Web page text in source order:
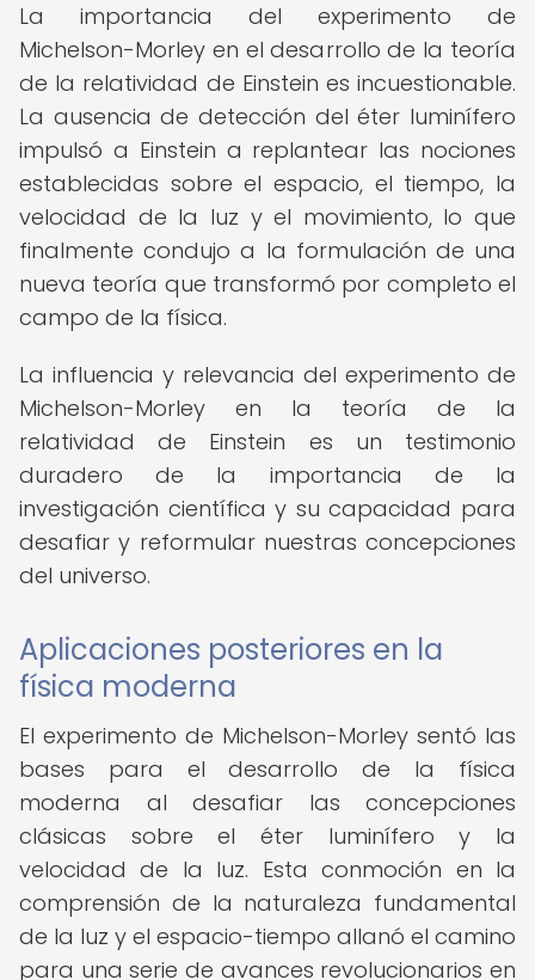
La importancia del experimento de
Michelson-Morley en el desarrollo de la teoría
de la relatividad de Einstein es incuestionable.
La ausencia de detección del éter luminífero
impulsó a Einstein a replantear las nociones
establecidas sobre el espacio, el tiempo, la
velocidad de la luz y el movimiento, lo que
finalmente condujo a la formulación de una
nueva teoría que transformó por completo el
campo de la física.
La influencia y relevancia del experimento de
Michelson-Morley en la teoría de la
relatividad de Einstein es un testimonio
duradero de la importancia de la
investigación científica y su capacidad para
desafiar y reformular nuestras concepciones
del universo.
Aplicaciones posteriores en la
física moderna
El experimento de Michelson-Morley sentó las
bases para el desarrollo de la física
moderna al desafiar las concepciones
clásicas sobre el éter luminífero y la
velocidad de la luz. Esta conmoción en la
comprensión de la naturaleza fundamental
de la luz y el espacio-tiempo allanó el camino
para una serie de avances revolucionarios en